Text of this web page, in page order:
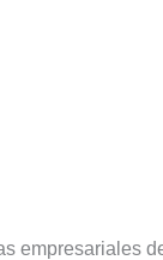
empresariales